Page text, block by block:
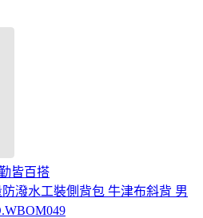
皆百搭
潑水工裝側背包 牛津布斜背 男